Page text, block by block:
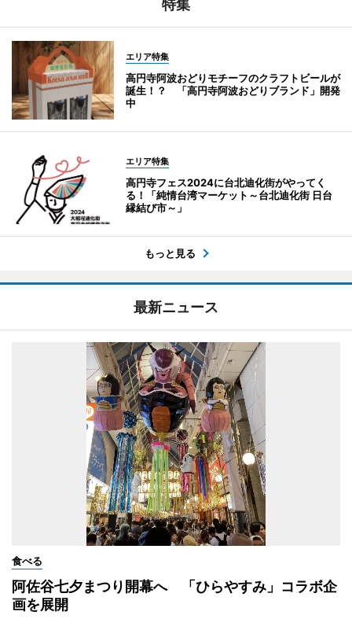
特集
エリア特集
高円寺阿波おどりモチーフのクラフトビールが
誕生！？ 「高円寺阿波おどりブランド」開発
中
エリア特集
高円寺フェス2024に台北迪化街がやってく
る！「純情台湾マーケット～台北迪化街 日台
縁結び市～」
もっと見る
最新ニュース
食べる
阿佐谷七夕まつり開幕へ 「ひらやすみ」コラボ企
画を展開